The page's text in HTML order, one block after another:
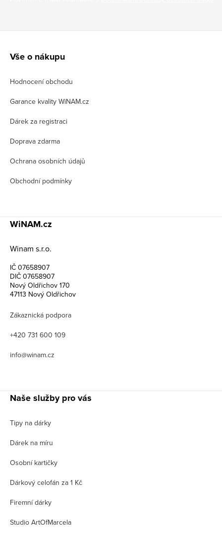
Vše o nákupu
Hodnocení obchodu
Garance kvality WiNAM.cz
Dárek za registraci
Doprava zdarma
Ochrana osobních údajů
Obchodní podmínky
WiNAM.cz
Winam s.r.o.
IČ 07658907
DIČ 07658907
Nový Oldřichov 170
47113 Nový Oldřichov
Zákaznická podpora
+420 731 600 109
info@winam.cz
Naše služby pro vás
Tipy na dárky
Dárek na míru
Osobní kartičky
Dárkový celofán za 1 Kč
Firemní dárky
Studio ArtOfMarcela